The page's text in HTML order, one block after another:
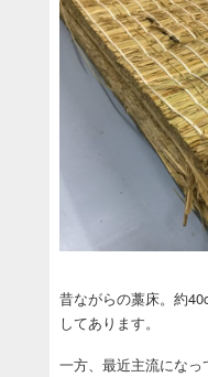
昔ながらの藁床。約
してあります。
一方、最近主流にな